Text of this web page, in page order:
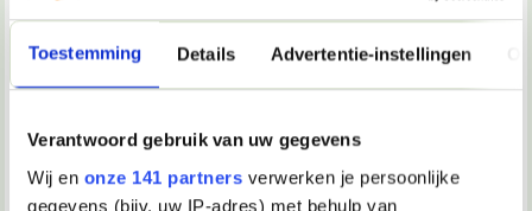
Toestemming Details Advertentie-instellingen
Verantwoord gebruik van uw gegevens
Wij en onze 141 partners verwerken je persoonlijke
gegevens (bijv. uw IP-adres) met behulp van
andere stijl. En dat het niet spannend is is logisch, want het
is pas het eerste hoofdstuk... Maar ik zal proberen het wat
manier van schrijven die Tolkien gebruikt... Ongeveer